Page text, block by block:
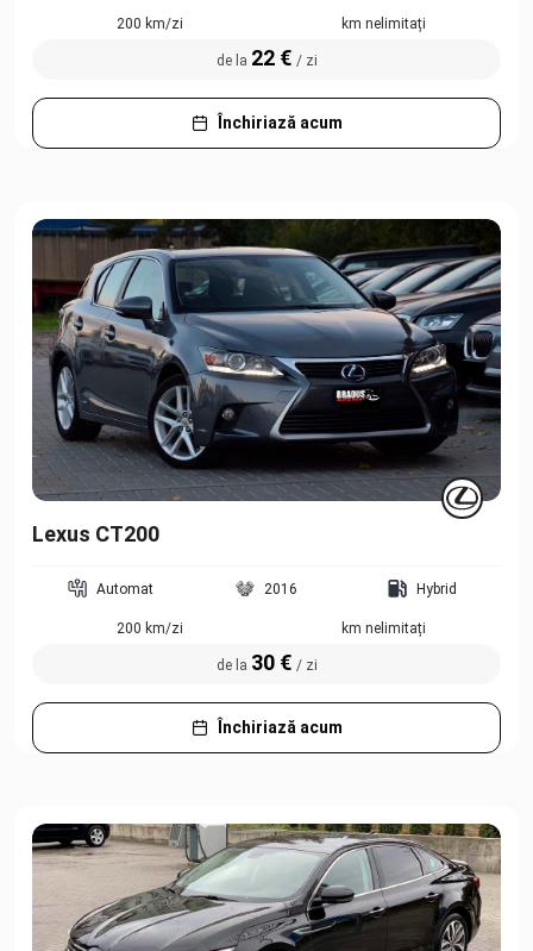
200 km/zi km nelimitați
de la 22 € / zi
Închiriază acum
Lexus CT200
Automat 2016 Hybrid
200 km/zi km nelimitați
de la 30 € / zi
Închiriază acum